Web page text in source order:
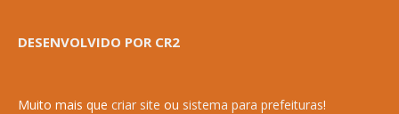
DESENVOLVIDO POR CR2
Muito mais que criar site ou sistema para prefeituras!